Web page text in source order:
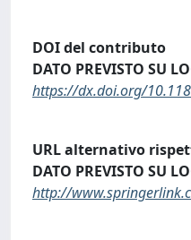
DOI del contributo
DATO PREVISTO SU
https://dx.doi.org/
URL alternativo
DATO PREVISTO SU
http://